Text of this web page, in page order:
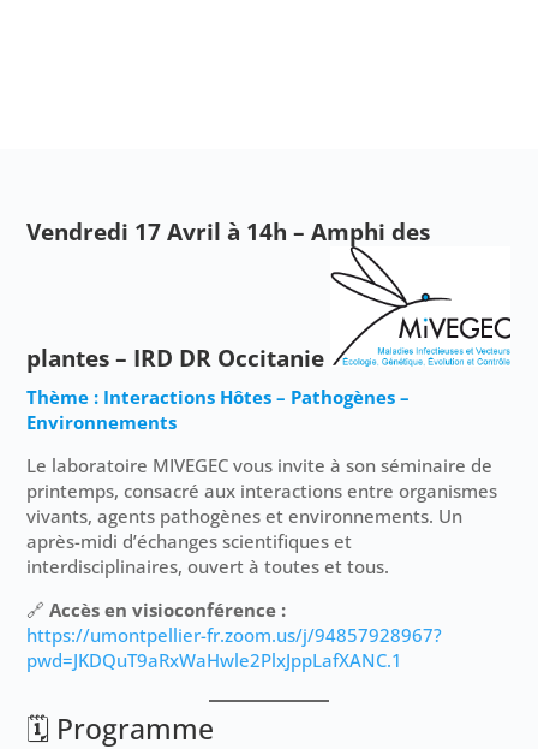
Vendredi 17 Avril à 14h – Amphi des
plantes – IRD DR Occitanie
Thème : Interactions Hôtes – Pathogènes –
Environnements
Le laboratoire MIVEGEC vous invite à son séminaire de
printemps, consacré aux interactions entre organismes
vivants, agents pathogènes et environnements. Un
après-midi d’échanges scientifiques et
interdisciplinaires, ouvert à toutes et tous.
🔗Accès en visioconférence :
https://umontpellier-fr.zoom.us/j/94857928967?
pwd=JKDQuT9aRxWaHwle2PlxJppLafXANC.1
🗓 Programme